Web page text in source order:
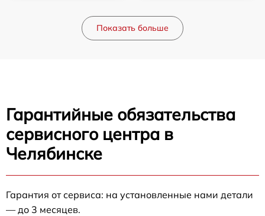
Показать больше
Гарантийные обязательства
сервисного центра в
Челябинске
Гарантия от сервиса: на установленные нами детали
— до 3 месяцев.